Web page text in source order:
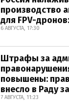
производство
для FPV-
6 АВГУСТА, 17:30
Штрафы за
повышены:
внесло в Раду
7 АВГУСТА, 11:23